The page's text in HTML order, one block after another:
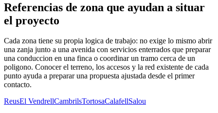
Referencias de zona que ayudan a situar
el proyecto
Cada zona tiene su propia logica de trabajo: no exige lo mismo abrir
una zanja junto a una avenida con servicios enterrados que preparar
una conduccion en una finca o coordinar un tramo cerca de un
poligono. Conocer el terreno, los accesos y la red existente de cada
punto ayuda a preparar una propuesta ajustada desde el primer
contacto.
ReusEl VendrellCambrilsTortosaCalafellSalou